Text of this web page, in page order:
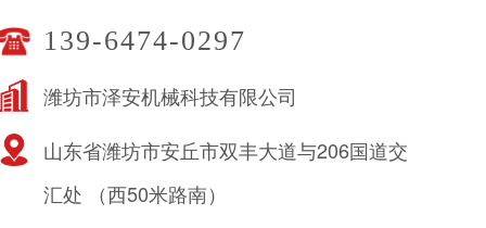
139-6474-0297
潍坊市泽安机械科技有限公司
山东省潍坊市安丘市双丰大道与206国道交
汇处 （西50米路南）